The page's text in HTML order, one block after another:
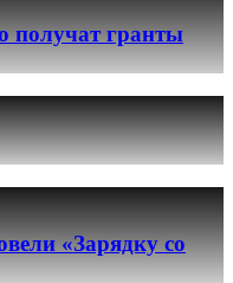
получат гранты
«Зарядку со